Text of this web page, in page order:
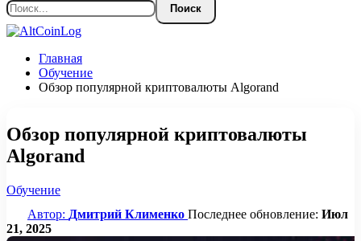
Главная
Обучение
Обзор популярной криптовалюты Algorand
Обзор популярной криптовалюты
Algorand
Обучение
Автор: Дмитрий Клименко Последнее обновление: Июл
21, 2025